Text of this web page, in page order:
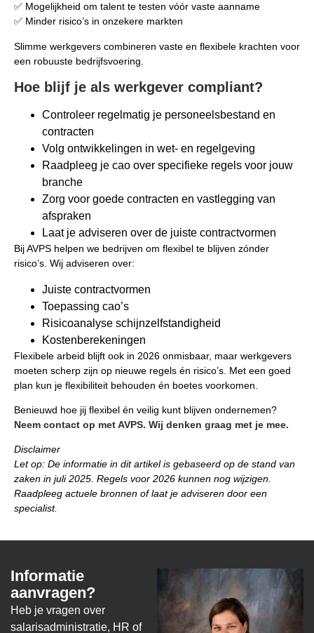
✅ Mogelijkheid om talent te testen vóór vaste aanname
✅ Minder risico’s in onzekere markten
Slimme werkgevers combineren vaste en flexibele krachten voor
een robuuste bedrijfsvoering.
Hoe blijf je als werkgever compliant?
Controleer regelmatig je personeelsbestand en
contracten
Volg ontwikkelingen in wet- en regelgeving
Raadpleeg je cao over specifieke regels voor jouw
branche
Zorg voor goede contracten en vastlegging van
afspraken
Laat je adviseren over de juiste contractvormen
Bij AVPS helpen we bedrijven om flexibel te blijven zónder
risico’s. Wij adviseren over:
Juiste contractvormen
Toepassing cao’s
Risicoanalyse schijnzelfstandigheid
Kostenberekeningen
Flexibele arbeid blijft ook in 2026 onmisbaar, maar werkgevers
moeten scherp zijn op nieuwe regels én risico’s. Met een goed
plan kun je flexibiliteit behouden én boetes voorkomen.
Benieuwd hoe jij flexibel én veilig kunt blijven ondernemen?
Neem contact op met AVPS. Wij denken graag met je mee.
Disclaimer
Let op: De informatie in dit artikel is gebaseerd op de stand van
zaken in juli 2025. Regels voor 2026 kunnen nog wijzigen.
Raadpleeg actuele bronnen of laat je adviseren door een
specialist.
Informatie
aanvragen?
Heb je vragen over
salarisadministratie, HR of